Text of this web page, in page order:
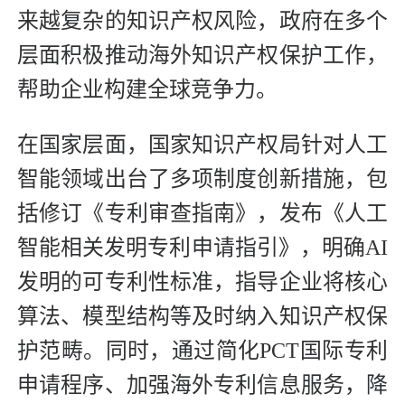
来越复杂的知识产权风险，政府在多个
层面积极推动海外知识产权保护工作，
帮助企业构建全球竞争力。
在国家层面，国家知识产权局针对人工
智能领域出台了多项制度创新措施，包
括修订《专利审查指南》，发布《人工
智能相关发明专利申请指引》，明确AI
发明的可专利性标准，指导企业将核心
算法、模型结构等及时纳入知识产权保
护范畴。同时，通过简化PCT国际专利
申请程序、加强海外专利信息服务，降